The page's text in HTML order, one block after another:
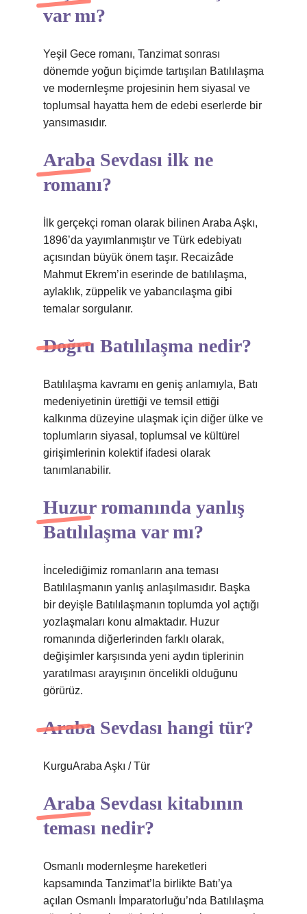
var mı?
Yeşil Gece romanı, Tanzimat sonrası
dönemde yoğun biçimde tartışılan Batılılaşma
ve modernleşme projesinin hem siyasal ve
toplumsal hayatta hem de edebi eserlerde bir
yansımasıdır.
Araba Sevdası ilk ne
romanı?
İlk gerçekçi roman olarak bilinen Araba Aşkı,
1896’da yayımlanmıştır ve Türk edebiyatı
açısından büyük önem taşır. Recaizâde
Mahmut Ekrem’in eserinde de batılılaşma,
aylaklık, züppelik ve yabancılaşma gibi
temalar sorgulanır.
Doğru Batılılaşma nedir?
Batılılaşma kavramı en geniş anlamıyla, Batı
medeniyetinin ürettiği ve temsil ettiği
kalkınma düzeyine ulaşmak için diğer ülke ve
toplumların siyasal, toplumsal ve kültürel
girişimlerinin kolektif ifadesi olarak
tanımlanabilir.
Huzur romanında yanlış
Batılılaşma var mı?
İncelediğimiz romanların ana teması
Batılılaşmanın yanlış anlaşılmasıdır. Başka
bir deyişle Batılılaşmanın toplumda yol açtığı
yozlaşmaları konu almaktadır. Huzur
romanında diğerlerinden farklı olarak,
değişimler karşısında yeni aydın tiplerinin
yaratılması arayışının öncelikli olduğunu
görürüz.
Araba Sevdası hangi tür?
KurguAraba Aşkı / Tür
Araba Sevdası kitabının
teması nedir?
Osmanlı modernleşme hareketleri
kapsamında Tanzimat’la birlikte Batı’ya
açılan Osmanlı İmparatorluğu’nda Batılılaşma